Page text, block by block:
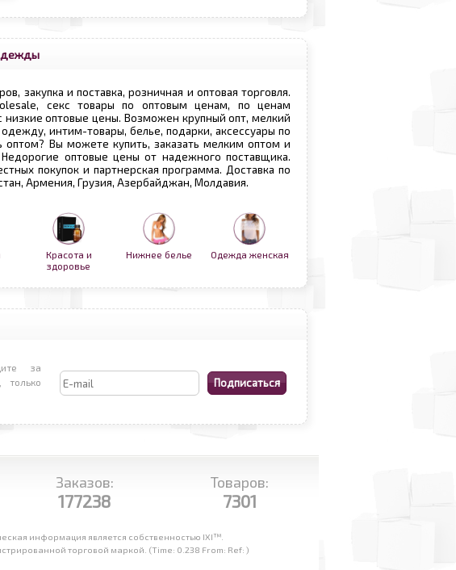
закупка и поставка, розничная и оптовая торговля.
секс товары по оптовым ценам, по ценам
низкие оптовые цены. Возможен крупный опт, мелкий
интим-товары, белье, подарки, аксессуары по
оптом? Вы можете купить, заказать мелким оптом и
оптовые цены от надежного поставщика.
покупок и партнерская программа. Доставка по
Армения, Грузия, Азербайджан, Молдавия.
Красота и
здоровье
Нижнее белье Одежда женская
за
только
Заказов:
177238
Товаров:
7301
информация является собственностью IXI™.
торговой маркой. (Time: 0.238 From: Ref: )